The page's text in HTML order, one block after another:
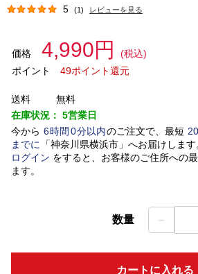
5 (1) レビューを見る
価格 4,990円
(税込)
ポイント
49ポイント還元
送料
無料
在庫状況： 5営業日
今から 6時間 0分以内のご注文で、最短
までに
「神奈川県横浜市」 へお届けします
ログイン をすると、お客様のご住所への
ます。
数量 －
カートに入れる